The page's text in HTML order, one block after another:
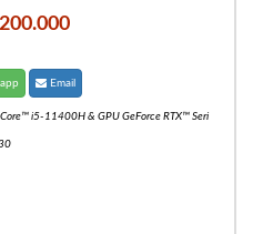
Email
i5-11400H & GPU GeForce RTX™ Seri